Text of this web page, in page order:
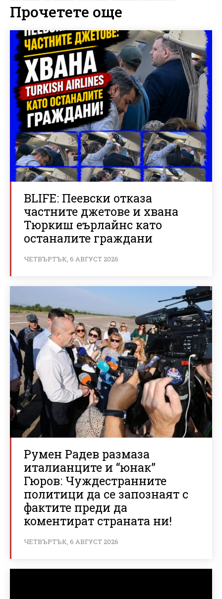
Прочетете още
BLIFE: Пеевски отказа
частните джетове и хвана
Тюркиш еърлайнс като
останалите граждани
ЧЕТВЪРТЪК, 6 АВГУСТ 2026
Румен Радев размаза
италианците и “юнак”
Гюров: Чуждестранните
политици да се запознаят с
фактите преди да
коментират страната ни!
ЧЕТВЪРТЪК, 6 АВГУСТ 2026